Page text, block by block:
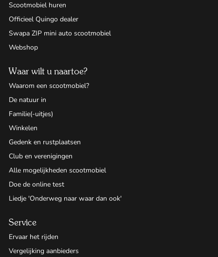
Scootmobiel huren
Officieel Quingo dealer
Swapa ZIP mini auto scootmobiel
Webshop
Waar wilt u naartoe?
Waarom een scootmobiel?
De natuur in
Familie(-uitjes)
Winkelen
Gedenk en rustplaatsen
Club en verenigingen
Alle mogelijkheden scootmobiel
Doe de online test
Liedje 'Onderweg naar waar dan ook'
Service
Ervaar het rijden
Vergelijking aanbieders